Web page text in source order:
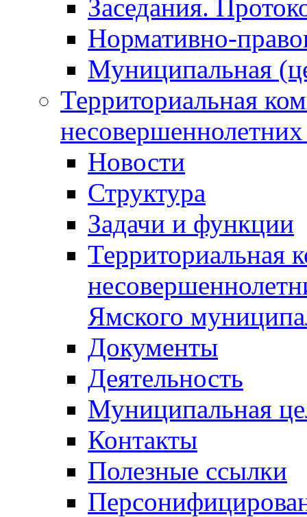
Заседания.
Нормативно-
Муниципальная
Территориальная
Новости
Структура
Задачи и функции
Территориальная
Ямского
Документы
Деятельность
Муниципальная
Контакты
Полезные ссылки